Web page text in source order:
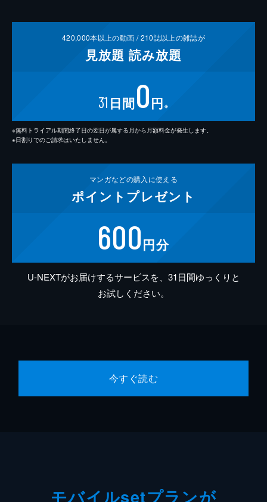
420,000本以上の動画 /210誌以上の雑誌が
見放題 読み放題
31 日間0円 ※
※無料トライアル期間終了日の翌日が属する月から月額料金が発生します。
※日割りでのご請求はいたしません。
マンガなどの購入に使える
ポイント プレゼント
600円分
U-NEXTがお届けするサービスを、31日間ゆっくりと
お試しください。
今すぐ読む
モバイルsetプランが